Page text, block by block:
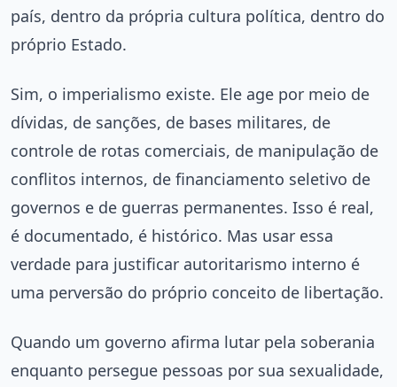
país, dentro da própria cultura política, dentro do
próprio Estado.
Sim, o imperialismo existe. Ele age por meio de
dívidas, de sanções, de bases militares, de
controle de rotas comerciais, de manipulação de
conflitos internos, de financiamento seletivo de
governos e de guerras permanentes. Isso é real,
é documentado, é histórico. Mas usar essa
verdade para justificar autoritarismo interno é
uma perversão do próprio conceito de libertação.
Quando um governo afirma lutar pela soberania
enquanto persegue pessoas por sua sexualidade,